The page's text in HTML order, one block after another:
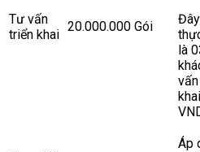
Tư vấn
triển khai
20.000.000 Gói
là
Áp